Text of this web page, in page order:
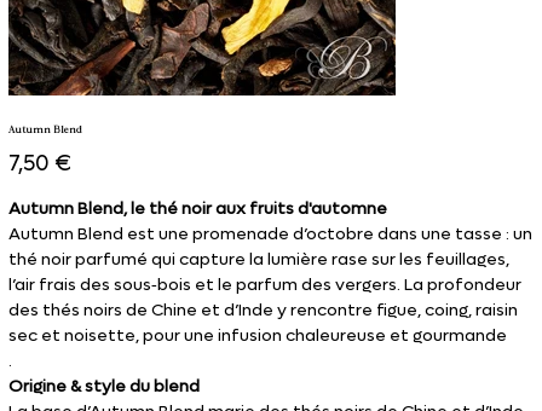
Autumn Blend
Prix
7,50 €
Autumn Blend, le thé noir aux fruits d'automne
Autumn Blend est une promenade d’octobre dans une tasse : un
thé noir parfumé qui capture la lumière rase sur les feuillages,
l’air frais des sous‑bois et le parfum des vergers. La profondeur
des thés noirs de Chine et d’Inde y rencontre figue, coing, raisin
sec et noisette, pour une infusion chaleureuse et gourmande
.
Origine & style du blend